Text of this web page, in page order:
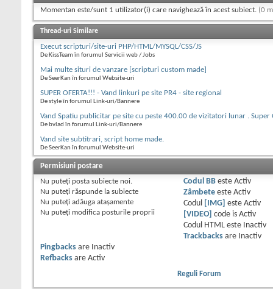
Momentan este/sunt 1 utilizator(i) care navighează în acest subiect. (0
Thread-uri Similare
Execut scripturi/site-uri PHP/HTML/MYSQL/CSS/JS
De KissTeam în forumul Servicii web / Jobs
Mai multe situri de vanzare [scripturi custom made]
De SeerKan în forumul Website-uri
SUPER OFERTA!!! - Vand linkuri pe site PR4 - site regional
De style în forumul Link-uri/Bannere
Vand Spatiu publicitar pe site cu peste 400.00 de vizitatori lunar . Super
De bvlad în forumul Link-uri/Bannere
Vand site subtitrari, script home made.
De SeerKan în forumul Website-uri
Permisiuni postare
Nu puteţi posta subiecte noi.
Nu puteţi răspunde la subiecte
Nu puteţi adăuga ataşamente
Nu puteţi modifica posturile proprii
Codul BBeste Activ
Zâmbeteeste Activ
Codul
[IMG] este Activ
[VIDEO]
code is Activ
Codul HTML este
Inactiv
Trackbacksare
Inactiv
Pingbacks are
Inactiv
Refbacks are Activ
Reguli Forum